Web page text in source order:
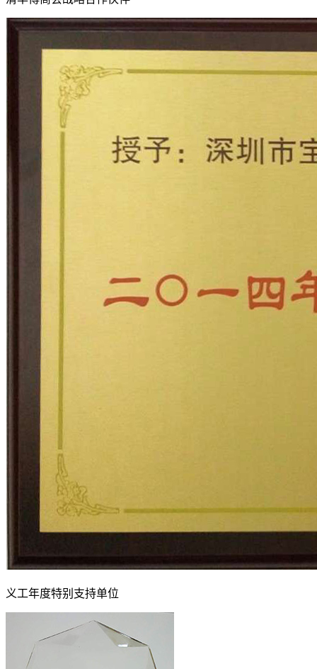
义工年度特别支持单位